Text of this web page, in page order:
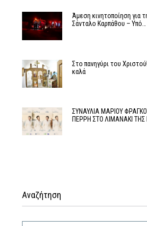
Άμεση κινητοποίηση για
Σάνταλο Καρπάθου – Υπό…
Στο πανηγύρι του
καλά
ΣΥΝΑΥΛΙΑ ΜΑΡΙΟΥ
ΠΕΡΡΗ ΣΤΟ ΛΙΜΑΝΑΚΙ ΤΗΣ
Αναζήτηση